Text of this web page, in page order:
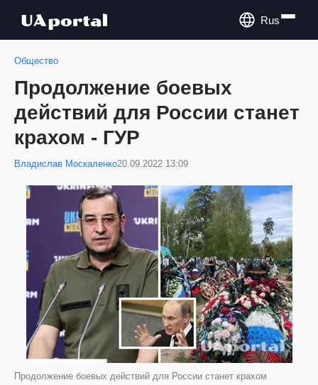
Rus
Общество
Продолжение боевых
действий для России станет
крахом - ГУР
Владислав Москаленко20.09.2022 13:09
Продолжение боевых действий для России станет крахом